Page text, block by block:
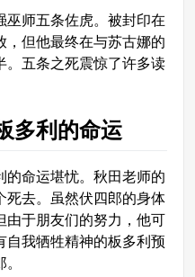
巫师五条佐虎。被封印在
，但他最终在与苏古娜的
。五条之死震惊了许多读
多利的命运
的命运堪忧。秋田老师的
死去。虽然伏四郎的身体
由于朋友们的努力，他可
自我牺牲精神的板多利预